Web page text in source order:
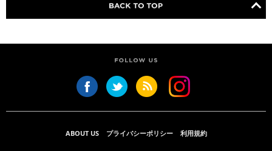
トレーニング
好印象な男
頭皮ケア
ダイエット
理容室
ABOUT US プライバシーポリシー 利用規約